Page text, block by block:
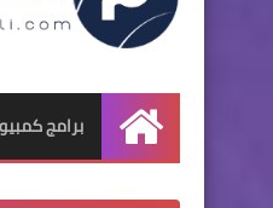
الرئيسية
برامج